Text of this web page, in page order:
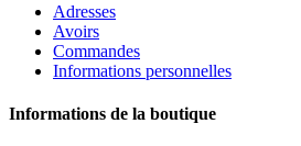
Adresses
Avoirs
Commandes
Informations personnelles
Informations de la boutique